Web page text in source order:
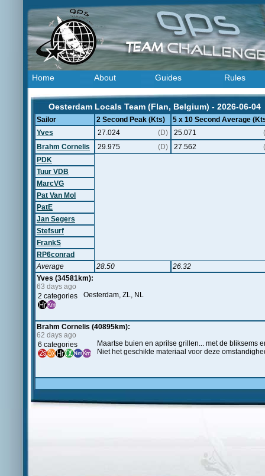
Home About Guides Rules
Oesterdam Locals Team (Flan, Belgium) - 2026-06-04
Sailor 2 Second Peak (Kts)
5 x 10 Second Average
Yves
27.024 (D) 25.071
Brahm Cornelis
29.975 (D) 27.562
PDK
Tuur VDB
MarcVG
Pat Van Mol
PatE
Jan Segers
Stefsurf
FrankS
RP6conrad
Average
28.50
26.32
Yves (34581km):
63 days ago
2 categories
Oesterdam, ZL, NL
Brahm Cornelis (40895km):
62 days ago
6 categories
Maartse buien en aprilse grillen... met de bliksems
Niet het geschikte materiaal voor deze